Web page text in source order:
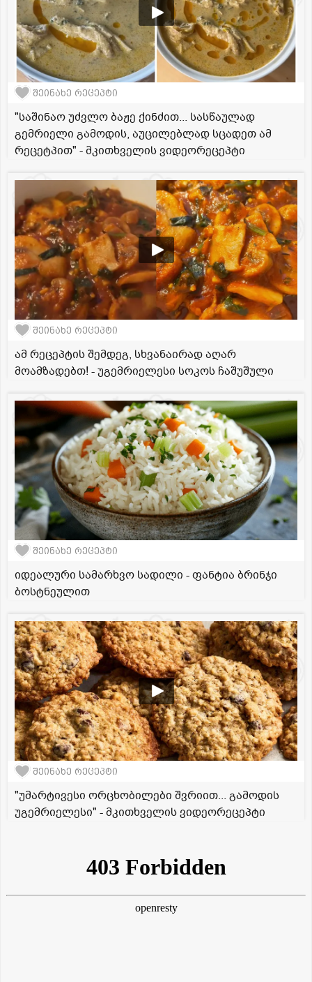
შეინახე რეცეპტი
"საშინაო უძვლო ბაჟე ქინძით... სასწაულად
გემრიელი გამოდის, აუცილებლად სცადეთ ამ
რეცეტპით" - მკითხველის ვიდეორეცეპტი
შეინახე რეცეპტი
ამ რეცეპტის შემდეგ, სხვანაირად აღარ
მოამზადებთ! - უგემრიელესი სოკოს ჩაშუშული
შეინახე რეცეპტი
იდეალური სამარხვო სადილი - ფანტია ბრინჯი
ბოსტნეულით
შეინახე რეცეპტი
"უმარტივესი ორცხობილები შვრიით... გამოდის
უგემრიელესი" - მკითხველის ვიდეორეცეპტი